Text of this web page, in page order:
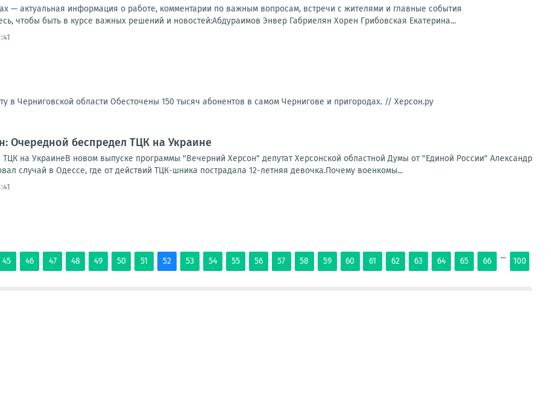
— актуальная информация о работе, комментарии по важным вопросам, встречи с жителями и главные события
чтобы быть в курсе важных решений и новостей:Абдураимов Энвер Габриелян Хорен Грибовская Екатерина...
в Черниговской области Обесточены 150 тысяч абонентов в самом Чернигове и пригородах. // Херсон.ру
Очередной беспредел ТЦК на Украине
на УкраинеВ новом выпуске программы "Вечерний Херсон" депутат Херсонской областной Думы от "Единой России" Александр
случай в Одессе, где от действий ТЦК-шника пострадала 12-летняя девочка.Почему военкомы...
45 46 47 48 49 50 51 52 53 54 55 56 57 58 59 60 61 62 63 64 65 66
...
100